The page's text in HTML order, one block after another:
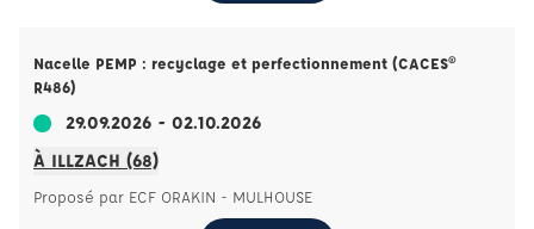
Nacelle PEMP : recyclage et perfectionnement (CACES®
R486)
29.09.2026 - 02.10.2026
À ILLZACH (68)
Proposé par ECF ORAKIN - MULHOUSE